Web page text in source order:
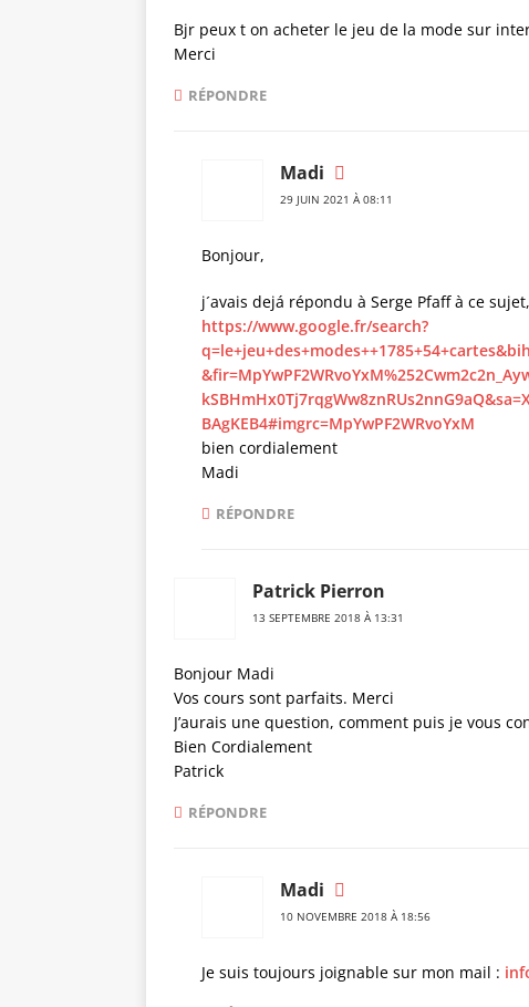
Bjr peux t on acheter le jeu de la mode sur
Merci
RÉPONDRE
Madi
29 JUIN 2021 À 08:11
Bonjour,
j´avais dejá répondu à Serge Pfaff à ce
https://www.google.fr/search?
BAgKEB4#imgrc=MpYwPF2WRvoYxM
bien cordialement
Madi
RÉPONDRE
Patrick Pierron
13 SEPTEMBRE 2018 À 13:31
Bonjour Madi
Vos cours sont parfaits. Merci
J’aurais une question, comment puis je vous
Bien Cordialement
Patrick
RÉPONDRE
Madi
10 NOVEMBRE 2018 À 18:56
Je suis toujours joignable sur mon mail :